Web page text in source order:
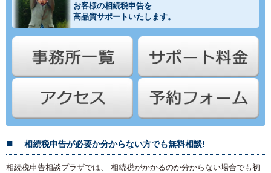
お客様の相続税申告を
高品質サポートいたします。
相続税申告が必要か分からない方でも無料相談!
相続税申告相談プラザでは、 相続税がかかるのか分からない場合でも初